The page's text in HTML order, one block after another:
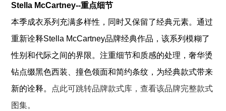
Stella McCartney--重点细节
本季成衣系列充满多样性，同时又保留了经典元素。通过
重新诠释Stella McCartney品牌经典作品，该系列模糊了
性别和代际之间的界限。注重细节和质感的处理，奢华烫
钻点缀黑色西装、撞色领面和简约条纹，为经典款式带来
新的诠释。 点此可跳转品牌款式库，查看该品牌完整款式
图集。